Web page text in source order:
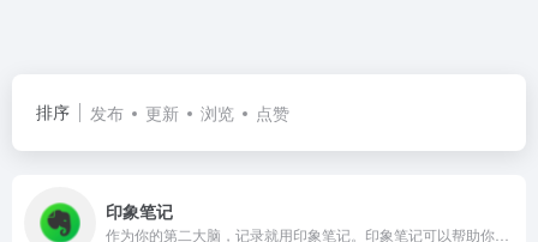
排序 发布 更新 浏览 点赞
印象笔记